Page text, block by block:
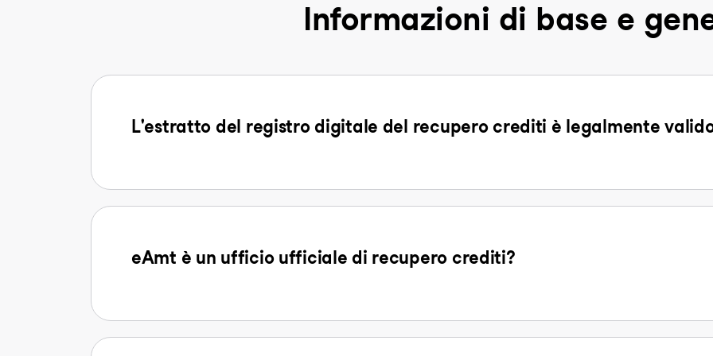
Informazioni di base e
L'estratto del registro digitale del recupero crediti è legalmente
eAmt è un ufficio ufficiale di recupero crediti?